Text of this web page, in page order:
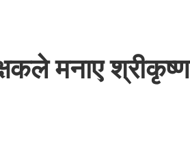
मनाए श्रीकृष्ण